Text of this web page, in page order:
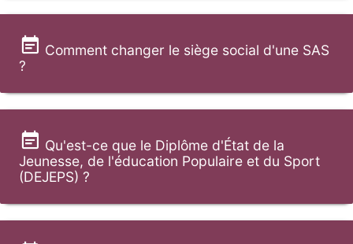
Comment changer le siège social d'une SAS
?
Qu'est-ce que le Diplôme d'État de la
Jeunesse, de l'éducation Populaire et du Sport
(DEJEPS) ?